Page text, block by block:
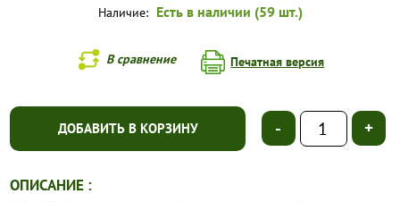
Наличие: Есть в наличии (59 шт.)
В сравнение Печатная версия
ДОБАВИТЬ В КОРЗИНУ - +
ОПИСАНИЕ :